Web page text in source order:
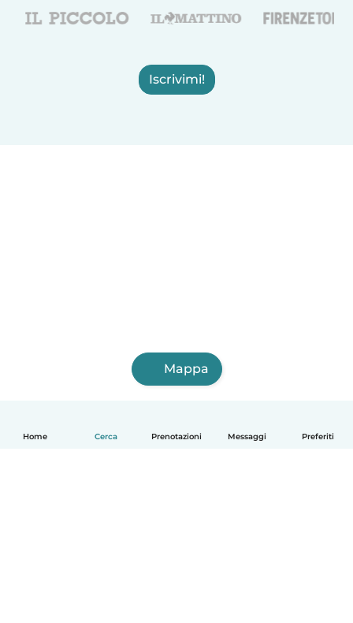
Home Cerca Prenotazioni Messaggi Preferiti
Iscrivimi!
Mappa